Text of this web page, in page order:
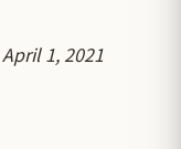
April 1, 2021